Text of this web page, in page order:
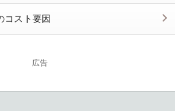
コスト要因
広告